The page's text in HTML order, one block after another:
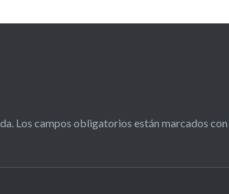
Los campos obligatorios están marcados con